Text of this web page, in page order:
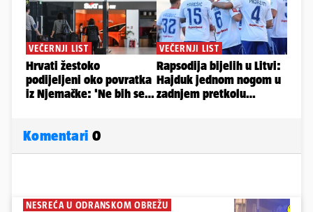
Komentari 0
NESREĆA U ODRANSKOM OBREŽU